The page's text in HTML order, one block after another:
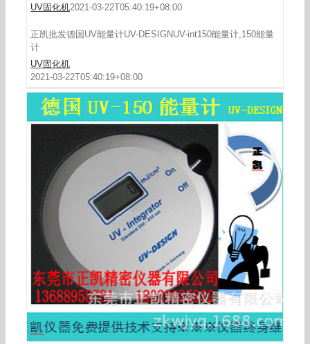
UV固化机2021-03-22T05:40:19+08:00
正凯批发德国UV能量计UV-DESIGNUV-int150能量计,150能量
计
UV固化机
2021-03-22T05:40:19+08:00
速德瑞国产uv能量计UV150焦耳计紫外能量计UV-
INT150UV测试仪